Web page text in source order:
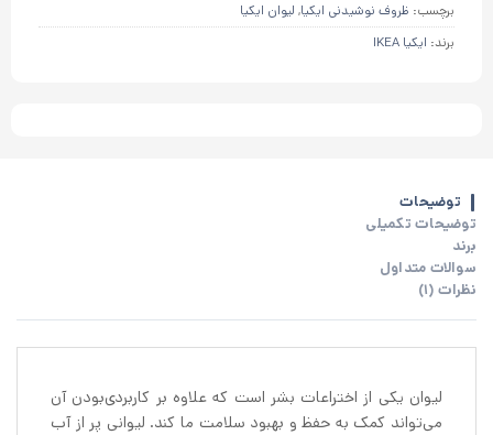
برچسب: ظروف نوشیدنی ایکیا, لیوان ایکیا
برند: ایکیا IKEA
توضیحات
توضیحات تکمیلی
برند
سوالات متداول
نظرات (1)
لیوان یکی از اختراعات بشر است که علاوه بر کاربردی‌بودن آن
می‌تواند کمک به حفظ و بهبود سلامت ما کند. لیوانی پر از آب